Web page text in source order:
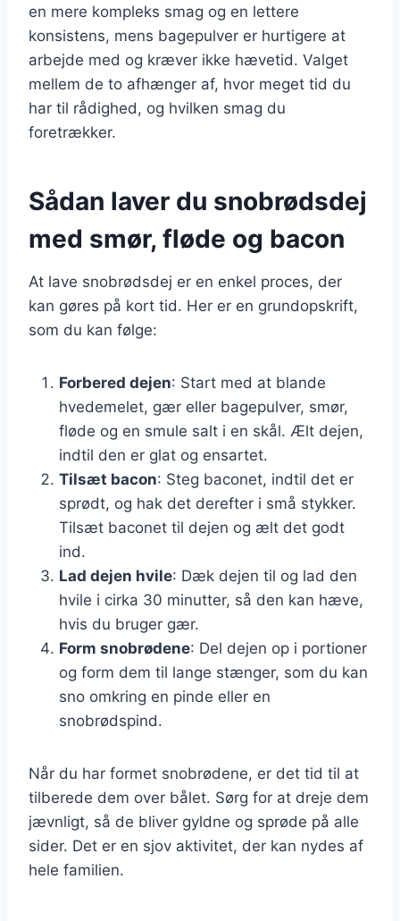
en mere kompleks smag og en lettere
konsistens, mens bagepulver er hurtigere at
arbejde med og kræver ikke hævetid. Valget
mellem de to afhænger af, hvor meget tid du
har til rådighed, og hvilken smag du
foretrækker.
Sådan laver du snobrødsdej
med smør, fløde og bacon
At lave snobrødsdej er en enkel proces, der
kan gøres på kort tid. Her er en grundopskrift,
som du kan følge:
Forbered dejen: Start med at blande
hvedemelet, gær eller bagepulver, smør,
fløde og en smule salt i en skål. Ælt dejen,
indtil den er glat og ensartet.
Tilsæt bacon: Steg baconet, indtil det er
sprødt, og hak det derefter i små stykker.
Tilsæt baconet til dejen og ælt det godt
ind.
Lad dejen hvile: Dæk dejen til og lad den
hvile i cirka 30 minutter, så den kan hæve,
hvis du bruger gær.
Form snobrødene: Del dejen op i portioner
og form dem til lange stænger, som du kan
sno omkring en pinde eller en
snobrødspind.
Når du har formet snobrødene, er det tid til at
tilberede dem over bålet. Sørg for at dreje dem
jævnligt, så de bliver gyldne og sprøde på alle
sider. Det er en sjov aktivitet, der kan nydes af
hele familien.